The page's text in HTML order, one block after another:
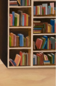
le